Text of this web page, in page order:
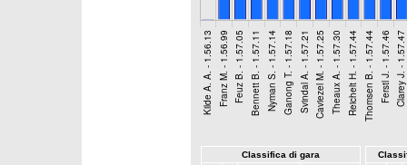
Classifica di gara